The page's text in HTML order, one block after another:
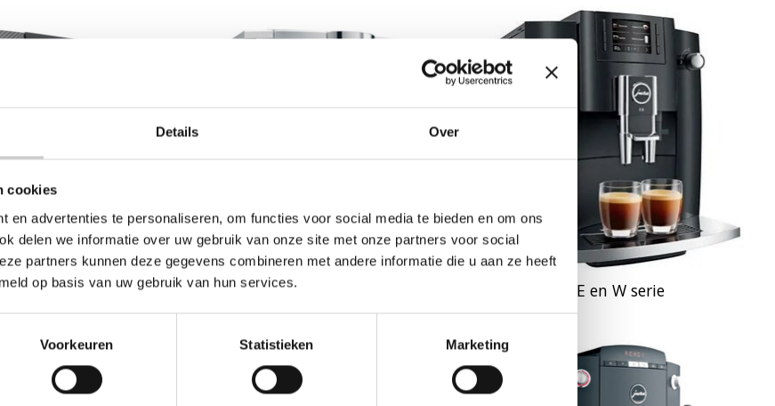
Details Over
cookies
en advertenties te personaliseren, om functies voor social media te bieden en om ons
delen we informatie over uw gebruik van onze site met onze partners voor social
partners kunnen deze gegevens combineren met andere informatie die u aan ze heeft
op basis van uw gebruik van hun services.
Voorkeuren Statistieken Marketing
J-Serie WE en W serie